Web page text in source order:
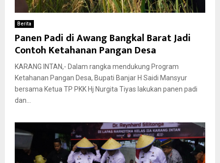
Berita
Panen Padi di Awang Bangkal Barat Jadi
Contoh Ketahanan Pangan Desa
KARANG INTAN,- Dalam rangka mendukung Program
Ketahanan Pangan Desa, Bupati Banjar H Saidi Mansyur
bersama Ketua TP PKK Hj Nurgita Tiyas lakukan panen padi
dan...